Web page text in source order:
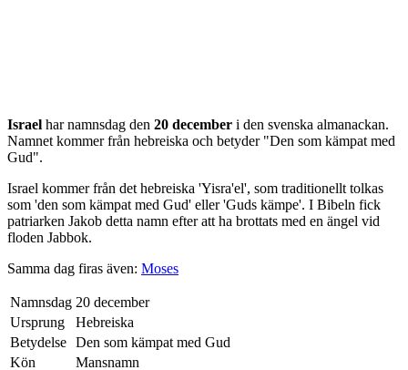
Israel har namnsdag den 20 december i den svenska almanackan.
Namnet kommer från hebreiska och betyder "Den som kämpat med
Gud".
Israel kommer från det hebreiska 'Yisra'el', som traditionellt tolkas
som 'den som kämpat med Gud' eller 'Guds kämpe'. I Bibeln fick
patriarken Jakob detta namn efter att ha brottats med en ängel vid
floden Jabbok.
Samma dag firas även: Moses
Namnsdag 20 december
Ursprung
Hebreiska
Betydelse Den som kämpat med Gud
Kön
Mansnamn